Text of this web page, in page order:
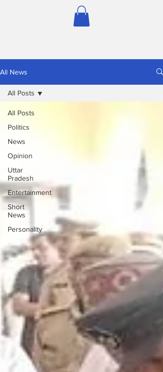
All News
All Posts
Politics
News
Opinion
Uttar
Pradesh
Entertainment
Short
News
Personality
All Posts